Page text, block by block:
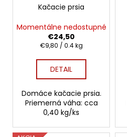
Kačacie prsia
Momentálne nedostupné
€24,50
Jednotková
€9,80 / 0.4 kg
DETAIL
Domáce kačacie prsia.
Priemerná váha: cca
0,40 kg/ks